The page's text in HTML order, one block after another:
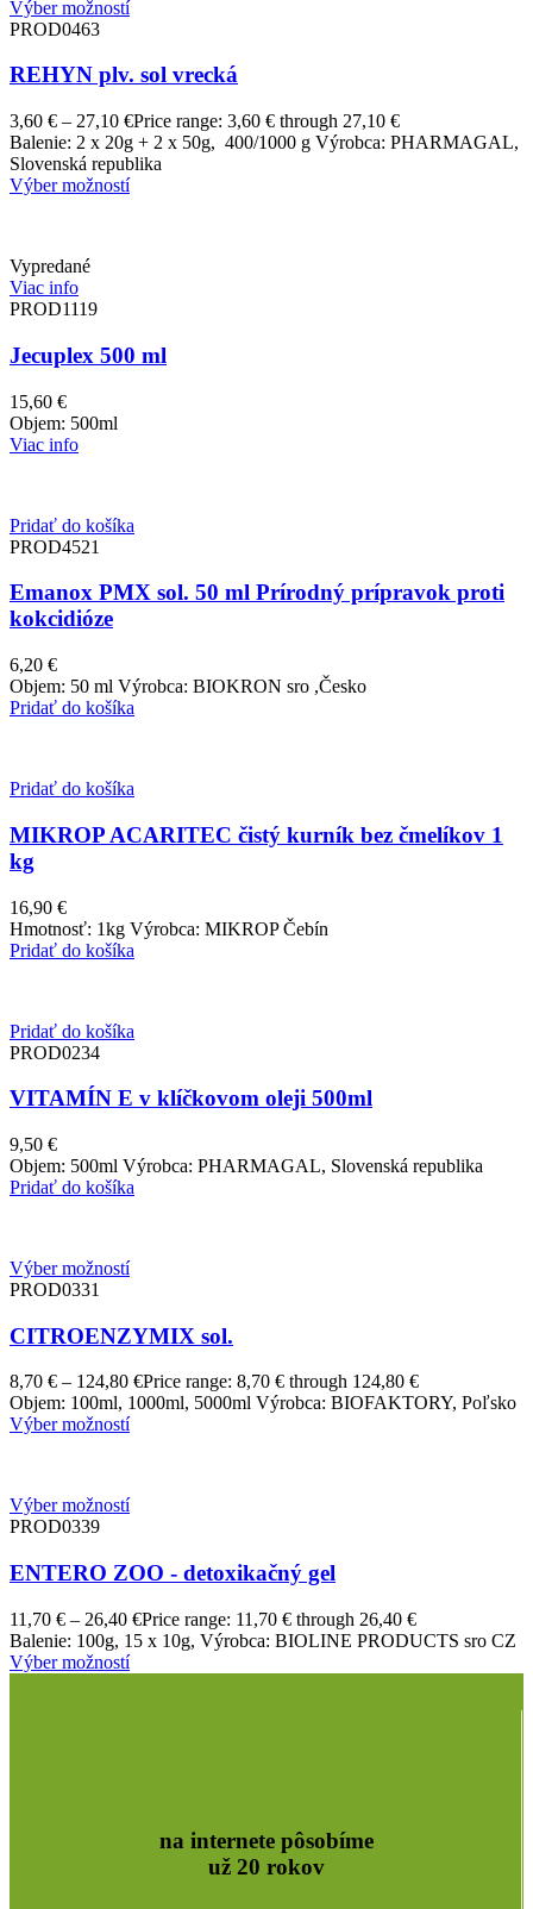
Výber možností
PROD0463
REHYN plv. sol vrecká
3,60 € – 27,10 €Price range: 3,60 € through 27,10 €
Balenie: 2 x 20g + 2 x 50g, 400/1000 g Výrobca: PHARMAGAL,
Slovenská republika
Výber možností
Vypredané
Viac info
PROD1119
Jecuplex 500 ml
15,60 €
Objem: 500ml
Viac info
Pridať do košíka
PROD4521
Emanox PMX sol. 50 ml Prírodný prípravok proti
kokcidióze
6,20 €
Objem: 50 ml Výrobca: BIOKRON sro ,Česko
Pridať do košíka
Pridať do košíka
MIKROP ACARITEC čistý kurník bez čmelíkov 1
kg
16,90 €
Hmotnosť: 1kg Výrobca: MIKROP Čebín
Pridať do košíka
Pridať do košíka
PROD0234
VITAMÍN E v klíčkovom oleji 500ml
9,50 €
Objem: 500ml Výrobca: PHARMAGAL, Slovenská republika
Pridať do košíka
Výber možností
PROD0331
CITROENZYMIX sol.
8,70 € – 124,80 €Price range: 8,70 € through 124,80 €
Objem: 100ml, 1000ml, 5000ml Výrobca: BIOFAKTORY, Poľsko
Výber možností
Výber možností
PROD0339
ENTERO ZOO - detoxikačný gel
11,70 € – 26,40 €Price range: 11,70 € through 26,40 €
Balenie: 100g, 15 x 10g, Výrobca: BIOLINE PRODUCTS sro CZ
Výber možností
na internete pôsobíme
už 20 rokov